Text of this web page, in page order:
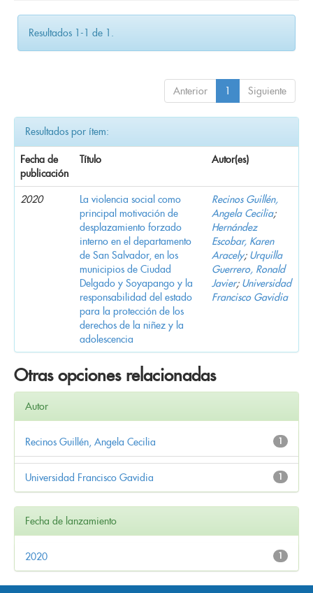
Resultados 1-1 de 1.
Anterior 1 Siguiente
Resultados por ítem:
Fecha de
publicación
Título Autor(es)
2020
La violencia social como
principal motivación de
desplazamiento forzado
interno en el departamento
de San Salvador, en los
municipios de Ciudad
Delgado y Soyapango y la
responsabilidad del estado
para la protección de los
derechos de la niñez y la
adolescencia
Recinos Guillén,
Angela Cecilia;
Hernández
Escobar, Karen
Aracely; Urquilla
Guerrero, Ronald
Javier; Universidad
Francisco Gavidia
Otras opciones relacionadas
Autor
1
Recinos Guillén, Angela Cecilia
1
Universidad Francisco Gavidia
Fecha de lanzamiento
1
2020